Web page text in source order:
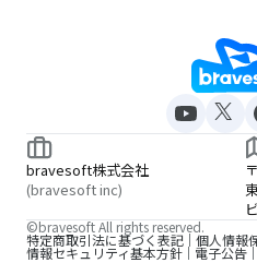
bravesoft株式会社
(bravesoft inc)
特定商取引法に基づく表記 個人情報
情報セキュリティ基本方針 電子公告
©bravesoft All rights reserved.